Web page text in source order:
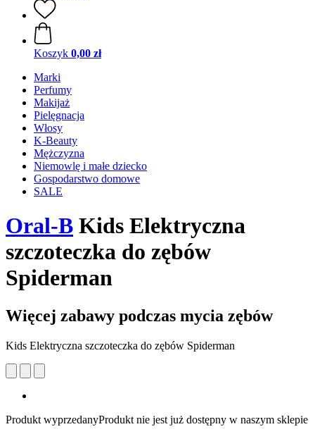
Koszyk 0,00 zł
Marki
Perfumy
Makijaż
Pielęgnacja
Włosy
K-Beauty
Mężczyzna
Niemowlę i małe dziecko
Gospodarstwo domowe
SALE
Oral-B Kids Elektryczna
szczoteczka do zębów
Spiderman
Więcej zabawy podczas mycia zębów
Kids Elektryczna szczoteczka do zębów Spiderman
Produkt wyprzedanyProdukt nie jest już dostępny w naszym sklepie